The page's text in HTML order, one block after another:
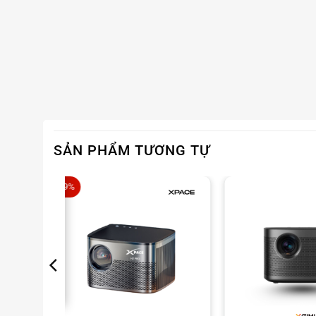
SẢN PHẨM TƯƠNG TỰ
-29%